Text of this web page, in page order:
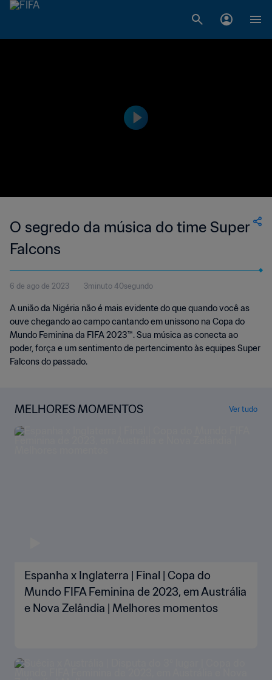
O segredo da música do time Super
Falcons
6 de ago de 2023 3minuto 40segundo
A união da Nigéria não é mais evidente do que quando você as
ouve chegando ao campo cantando em uníssono na Copa do
Mundo Feminina da FIFA 2023™. Sua música as conecta ao
poder, força e um sentimento de pertencimento às equipes Super
Falcons do passado.
MELHORES MOMENTOS Ver tudo
Espanha x Inglaterra | Final | Copa do
Mundo FIFA Feminina de 2023, em Austrália
e Nova Zelândia | Melhores momentos